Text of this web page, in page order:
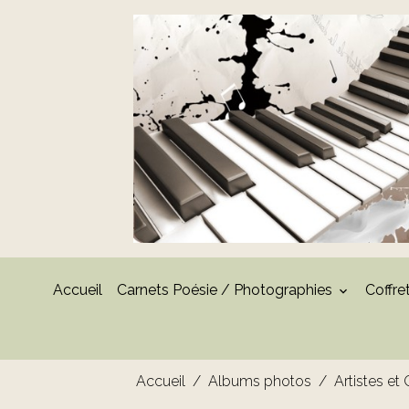
Accueil Carnets Poésie / Photographies
Accueil Albums photos Artistes et